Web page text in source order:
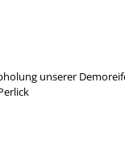
unserer